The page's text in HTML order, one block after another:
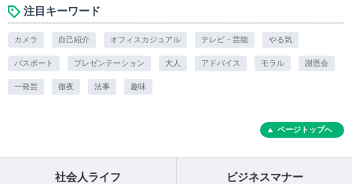
注目キーワード
カメラ 自己紹介 オフィスカジュアル テレビ・芸能 やる気
パスポート プレゼンテーション 大人 アドバイス モラル 謝恩会
一発芸 徹夜 法事 趣味
ページトップへ
社会人ライフ ビジネスマナー